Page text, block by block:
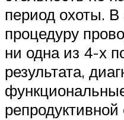
период охоты. В
процедуру
ни одна из 4-х
результата,